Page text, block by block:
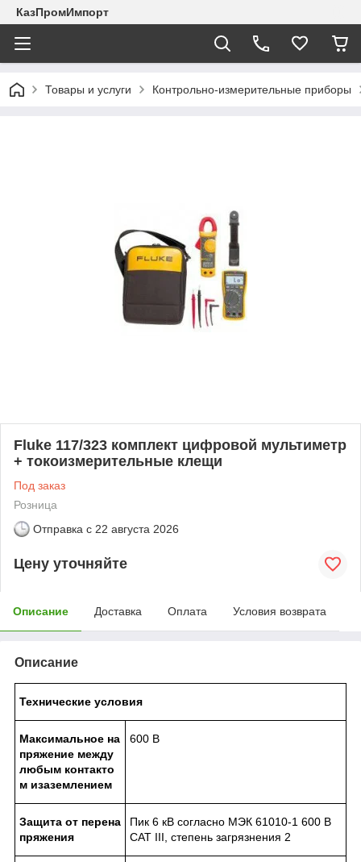
КазПромИмпорт
Товары и услуги Контрольно-измерительные приборы
Fluke 117/323 комплект цифровой мультиметр
+ токоизмерительные клещи
Под заказ
Розница
Отправка с 22 августа 2026
Цену уточняйте
Описание Доставка Оплата Условия возврата
Описание
Технические условия
Максимальное на
пряжение между
любым контакто
м изаземлением
600 В
Защита от перена
пряжения
Пик 6 кВ согласно МЭК 61010-1 600 В
CAT III, степень загрязнения 2